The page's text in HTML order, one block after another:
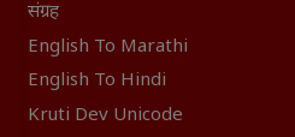
संग्रह
English To Marathi
English To Hindi
Kruti Dev Unicode